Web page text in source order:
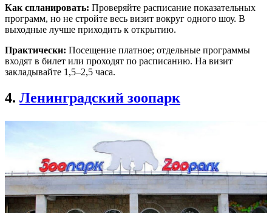
Как спланировать: Проверяйте расписание показательных
программ, но не стройте весь визит вокруг одного шоу. В
выходные лучше приходить к открытию.
Практически: Посещение платное; отдельные программы
входят в билет или проходят по расписанию. На визит
закладывайте 1,5–2,5 часа.
4. Ленинградский зоопарк